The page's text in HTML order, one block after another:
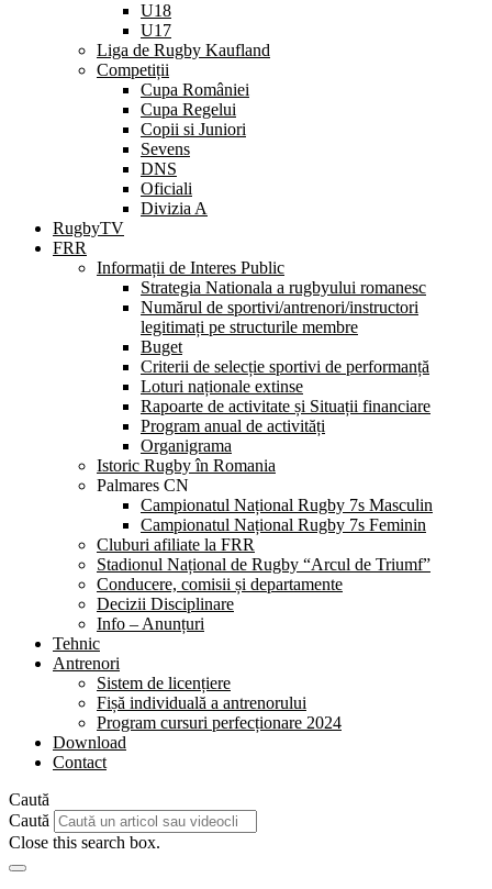
U18
U17
Liga de Rugby Kaufland
Competiții
Cupa României
Cupa Regelui
Copii si Juniori
Sevens
DNS
Oficiali
Divizia A
RugbyTV
FRR
Informații de Interes Public
Strategia Nationala a rugbyului romanesc
Numărul de sportivi/antrenori/instructori
legitimați pe structurile membre
Buget
Criterii de selecție sportivi de performanță
Loturi naționale extinse
Rapoarte de activitate și Situații financiare
Program anual de activități
Organigrama
Istoric Rugby în Romania
Palmares CN
Campionatul Național Rugby 7s Masculin
Campionatul Național Rugby 7s Feminin
Cluburi afiliate la FRR
Stadionul Național de Rugby “Arcul de Triumf”
Conducere, comisii și departamente
Decizii Disciplinare
Info – Anunțuri
Tehnic
Antrenori
Sistem de licențiere
Fișă individuală a antrenorului
Program cursuri perfecționare 2024
Download
Contact
Caută
Caută
Close this search box.